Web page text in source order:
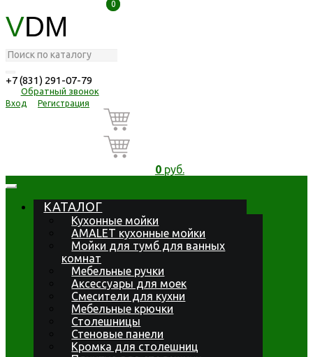
VDM
+7 (831) 291-07-79
Обратный звонок
Вход Регистрация
0
0
0руб.
КАТАЛОГ
Кухонные мойки
AMALET кухонные мойки
Мойки для тумб для ванных
комнат
Мебельные ручки
Аксессуары для моек
Смесители для кухни
Мебельные крючки
Столешницы
Стеновые панели
Кромка для столешниц